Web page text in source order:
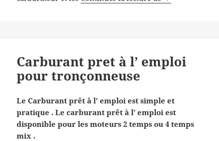
Carburant pret à l’ emploi
pour tronçonneuse
Le Carburant prêt à l’ emploi est simple et
pratique . Le carburant prêt à l’ emploi est
disponible pour les moteurs 2 temps ou 4 temps
mix .